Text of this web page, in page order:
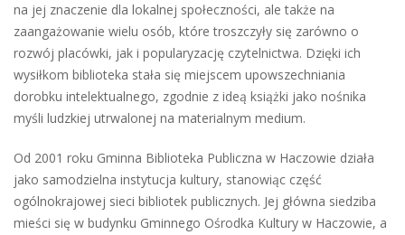
na jej znaczenie dla lokalnej społeczności, ale także na
zaangażowanie wielu osób, które troszczyły się zarówno o
rozwój placówki, jak i popularyzację czytelnictwa. Dzięki ich
wysiłkom biblioteka stała się miejscem upowszechniania
dorobku intelektualnego, zgodnie z ideą książki jako nośnika
myśli ludzkiej utrwalonej na materialnym medium.
Od 2001 roku Gminna Biblioteka Publiczna w Haczowie działa
jako samodzielna instytucja kultury, stanowiąc część
ogólnokrajowej sieci bibliotek publicznych. Jej główna siedziba
mieści się w budynku Gminnego Ośrodka Kultury w Haczowie, a